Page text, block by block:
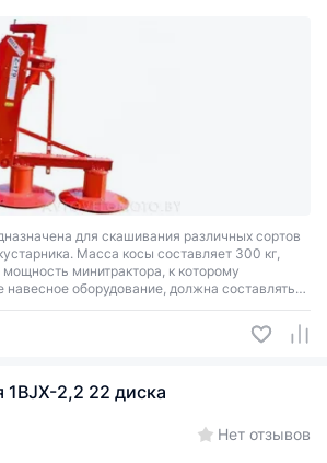
для скашивания различных сортов
Масса косы составляет 300 кг,
минитрактора, к которому
навесное оборудование, должна составлять
должен быть не менее 950 кг.
1BJX-2,2 22 диска
Нет отзывов